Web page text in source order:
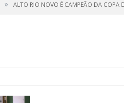
» ALTO RIO NOVO É CAMPEÃO DA COPA